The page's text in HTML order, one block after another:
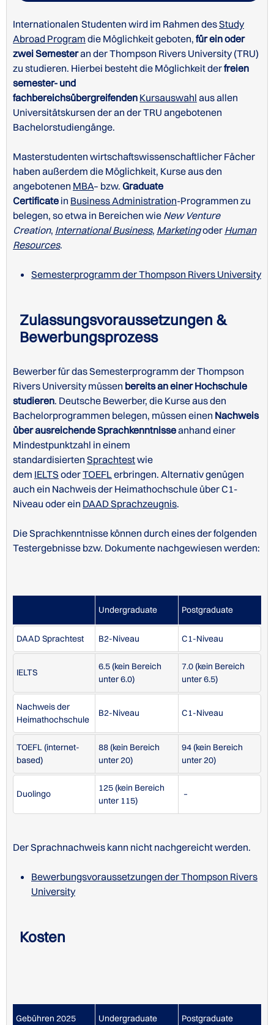
Campusbeschreibungen der Thompson Rivers
Unterkünften für internationale Studenten
Academic Gap Year an der Thompson Rivers University
Undergraduate
Abitur
DAAD Sprachtest C1-Niveau
Duolingo 125 (kein Bereich unter 115)
IELTS 6.5 (kein Bereich unter 6.0)
TOEFL (internet-based)
Bewerbungsvoraussetzungen an der Thompson Rivers
University
Gebühren 2025
Tuition (4 Kurse) 8440 CAD
General Fees 553 CAD
Application Fee 100 CAD
School of Tourism
Post-Baccalaureate
Diploma
Bewerbungsvoraussetzungen der Thompson Rivers
University
Studiengebühren an der Thompson Rivers University
STUDIENGÄNGE/KURSE IN ENGLISCH
Internationalen Studenten wird im Rahmen desStudy
Abroad Program die Möglichkeit geboten, für ein oder
zwei Semesteran der Thompson Rivers University (TRU)
zu studieren. Hierbei besteht die Möglichkeit derfreien
semester- und
fachbereichsübergreifenden Kursauswahl aus allen
Universitätskursen der an der TRU angebotenen
Bachelorstudiengänge.
Masterstudenten wirtschaftswissenschaftlicher Fächer
haben außerdem die Möglichkeit, Kurse aus den
angebotenen MBA– bzw. Graduate
Certificate in Business Administration-Programmen zu
belegen, so etwa in Bereichen wie New Venture
Creation, International Business, Marketingoder Human
Resources.
Semesterprogramm der Thompson Rivers University
Zulassungsvoraussetzungen &
Bewerbungsprozess
Bewerber für das Semesterprogramm der Thompson
Rivers University müssen bereits an einer Hochschule
studieren. Deutsche Bewerber, die Kurse aus den
Bachelorprogrammen belegen, müssen einen Nachweis
über ausreichende Sprachkenntnisseanhand einer
Mindestpunktzahl in einem
standardisierten Sprachtestwie
dem IELTS oderTOEFLerbringen. Alternativ genügen
auch ein Nachweis der Heimathochschule über C1-
Niveau oder ein DAAD Sprachzeugnis.
Die Sprachkenntnisse können durch eines der folgenden
Testergebnisse bzw. Dokumente nachgewiesen werden:
Undergraduate Postgraduate
DAAD Sprachtest B2-Niveau C1-Niveau
IELTS
6.5 (kein Bereich
unter 6.0)
7.0 (kein Bereich
unter 6.5)
Nachweis der
Heimathochschule
B2-Niveau C1-Niveau
TOEFL (internet-
based)
88 (kein Bereich
unter 20)
94 (kein Bereich
unter 20)
Duolingo
125 (kein Bereich
unter 115)
–
Der Sprachnachweis kann nicht nachgereicht werden.
Bewerbungsvoraussetzungen der Thompson Rivers
University
Kosten
Gebühren 2025 Undergraduate Postgraduate